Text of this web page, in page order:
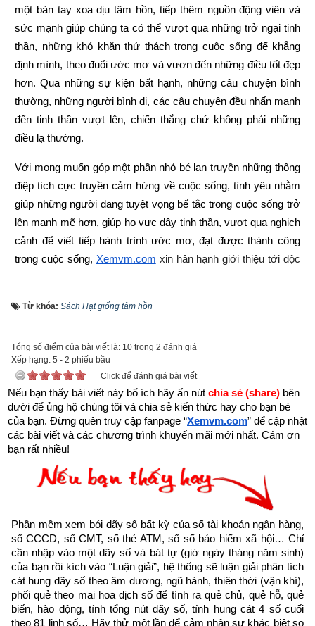
một bàn tay xoa dịu tâm hồn, tiếp thêm nguồn động viên và
sức mạnh giúp chúng ta có thể vượt qua những trở ngại tinh
thần, những khó khăn thử thách trong cuộc sống để khẳng
định mình, theo đuổi ước mơ và vươn đến những điều tốt đẹp
hơn. Qua những sự kiện bất hạnh, những câu chuyện bình
thường, những người bình dị, các câu chuyện đều nhấn mạnh
đến tinh thần vượt lên, chiến thắng chứ không phải những
điều lạ thường.
Với mong muốn góp một phần nhỏ bé lan truyền những thông
điệp tích cực truyền cảm hứng về cuộc sống, tình yêu nhằm
giúp những người đang tuyệt vọng bế tắc trong cuộc sống trở
lên mạnh mẽ hơn, giúp họ vực dậy tinh thần, vượt qua nghịch
cảnh để viết tiếp hành trình ước mơ, đạt được thành công
trong cuộc sống, Xemvm.com xin hân hạnh giới thiệu tới độc
https://xemvm.com/thu-vien-ebooks/sach-ky-nang-song/link-
để tải về Ebook Sách Hạt giống tâm hồn hoặc liên hệ Zalo:
0926.138.186 để nhận trực tiếp file pdf.
Sau đây là Câu chuyện về Giữa những con sóng được trích
từ Cuốn “Hạt giống tâm hồn tập 9” của nhà xuất bản tổng hợp
TP. Hồ Chí Minh
Cuộc sống không phải lúc nào cũng êm đềm, nó luôn tiềm ẩn
những biến cố thăng trầm tựa như những đợt sóng ngoài đại
dương, đợt này chưa dứt, đợt khác đã dâng trào. Ở giữa
những nhịp sóng gấp gáp đó, để có cho mình những phút giây
ngưng nghỉ, suy ngẫm về con đường sắp tới thì thật không
đơn giản. Tuy nhiên, chính những khoảng lặng, những phút
giây ngưng nghỉ ấy lại vô cùng quan trọng đối với sự hoàn
thiện của mỗi người.
Từ khóa: Sách Hạt giống tâm hồn
Tổng số điểm của bài viết là: 10 trong 2 đánh giá
Xếp hạng: 5 - 2 phiếu bầu
Click để đánh giá bài viết
Nếu bạn thấy bài viết này bổ ích hãy ấn nút chia sẻ (share) bên
dưới để ủng hộ chúng tôi và chia sẻ kiến thức hay cho bạn bè
của bạn. Đừng quên truy cập fanpage “Xemvm.com” để cập nhật
các bài viết và các chương trình khuyến mãi mới nhất. Cám ơn
bạn rất nhiều!
Phần mềm xem bói dãy số bất kỳ của số tài khoản ngân hàng,
số CCCD, số CMT, số thẻ ATM, số sổ bảo hiểm xã hội… Chỉ
cần nhập vào một dãy số và bát tự (giờ ngày tháng năm sinh)
của bạn rồi kích vào “Luận giải”, hệ thống sẽ luận giải phân tích
cát hung dãy số theo âm dương, ngũ hành, thiên thời (vận khí),
phối quẻ theo mai hoa dịch số để tính ra quẻ chủ, quẻ hỗ, quẻ
biến, hào động, tính tổng nút dãy số, tính hung cát 4 số cuối
theo 81 linh số… Hãy thử một lần để cảm nhận sự khác biệt so